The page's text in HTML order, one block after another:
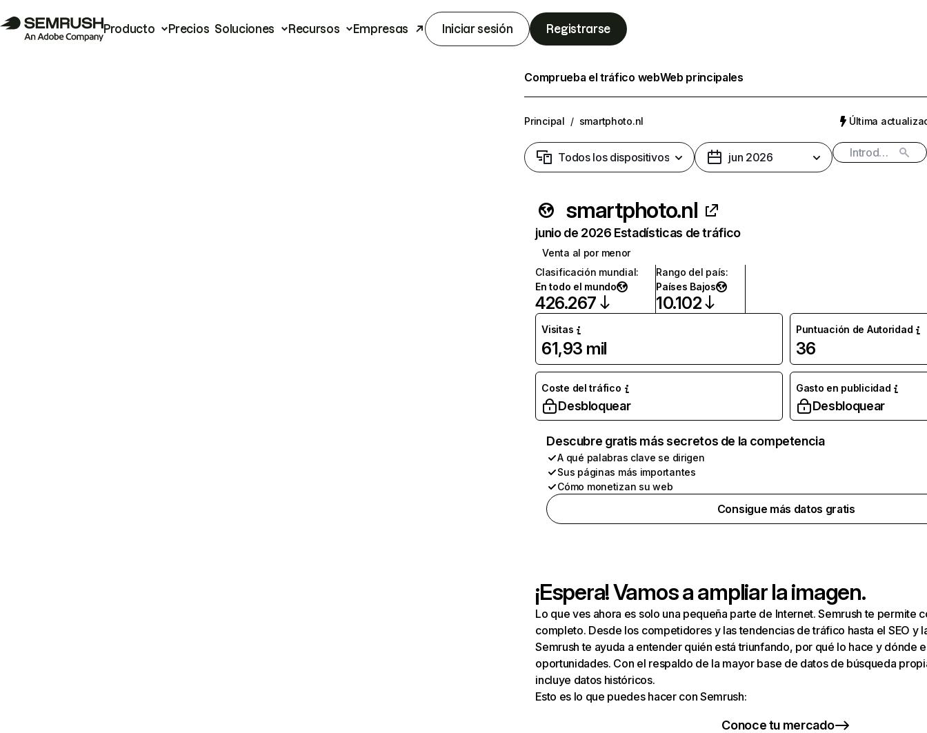
Producto Precios Soluciones Recursos Empresas Iniciar sesión Registrarse
Comprueba el tráfico webWeb principales
Principal / smartphoto.nl Última
Todos los dispositivos jun 2026
smartphoto.nl
junio de 2026 Estadísticas de tráfico
Venta al por menor
Clasificación mundial:
En todo el mundo
426.267
Rango del país:
Países Bajos
10.102
Visitas
61,93 mil
Puntuación de Autoridad
36
Coste del tráfico
Desbloquear
Gasto en publicidad
Desbloquear
Descubre gratis más secretos de la competencia
A qué palabras clave se dirigen
Sus páginas más importantes
Cómo monetizan su web
Consigue más datos gratis
¡Espera! Vamos a ampliar la imagen.
Lo que ves ahora es solo una pequeña parte de Internet. Semrush te permite
completo. Desde los competidores y las tendencias de tráfico hasta el SEO y
Semrush te ayuda a entender quién está triunfando, por qué lo hace y dónde
oportunidades. Con el respaldo de la mayor base de datos de búsqueda
incluye datos históricos.
Esto es lo que puedes hacer con Semrush:
Conoce tu mercado